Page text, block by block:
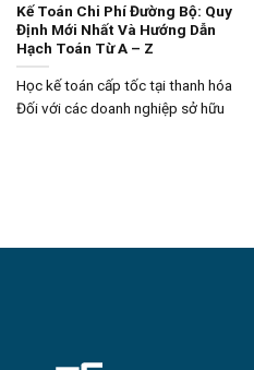
Kế Toán Chi Phí Đường Bộ: Quy
Định Mới Nhất Và Hướng Dẫn
Hạch Toán Từ A – Z
Học kế toán cấp tốc tại thanh hóa
Đối với các doanh nghiệp sở hữu